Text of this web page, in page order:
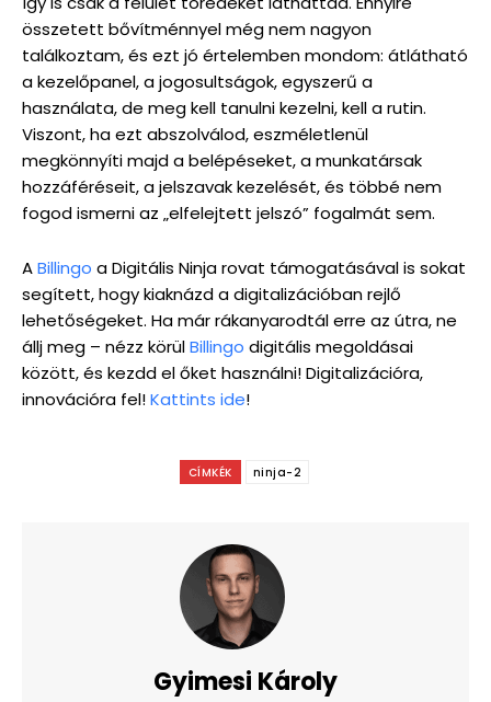
összetett bővítménnyel még nem nagyon
találkoztam, és ezt jó értelemben mondom: átlátható
a kezelőpanel, a jogosultságok, egyszerű a
használata, de meg kell tanulni kezelni, kell a rutin.
Viszont, ha ezt abszolválod, eszméletlenül
megkönnyíti majd a belépéseket, a munkatársak
hozzáféréseit, a jelszavak kezelését, és többé nem
fogod ismerni az „elfelejtett jelszó” fogalmát sem.
ABillingo a Digitális Ninja rovat támogatásával is sokat
segített, hogy kiaknázd a digitalizációban rejlő
lehetőségeket. Ha már rákanyarodtál erre az útra, ne
állj meg – nézz körülBillingo digitális megoldásai
között, és kezdd el őket használni! Digitalizációra,
innovációra fel!Kattints ide!
CÍMKÉK ninja-2
Gyimesi Károly